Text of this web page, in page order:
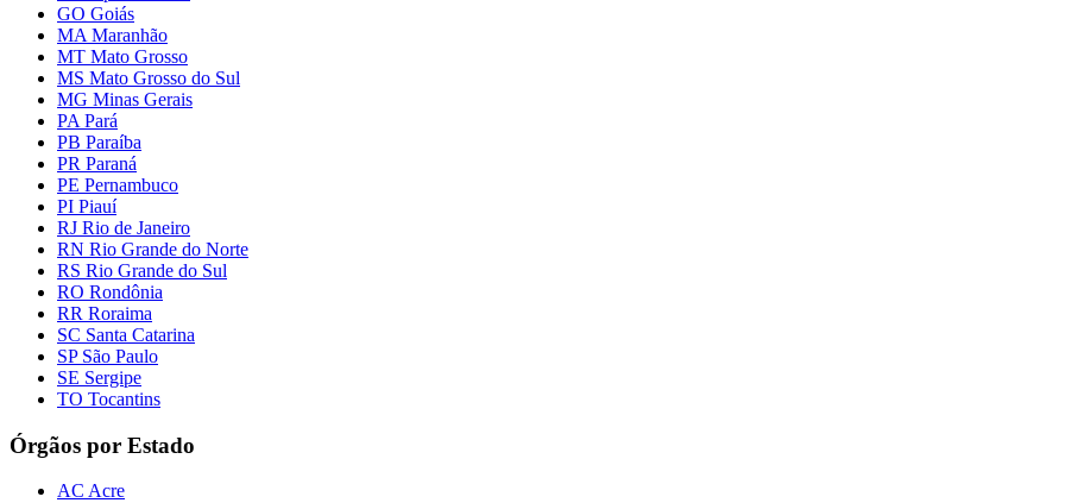
GO Goiás
MA Maranhão
MT Mato Grosso
MS Mato Grosso do Sul
MG Minas Gerais
PA Pará
PB Paraíba
PR Paraná
PE Pernambuco
PI Piauí
RJ Rio de Janeiro
RN Rio Grande do Norte
RS Rio Grande do Sul
RO Rondônia
RR Roraima
SC Santa Catarina
SP São Paulo
SE Sergipe
TO Tocantins
Órgãos por Estado
AC Acre